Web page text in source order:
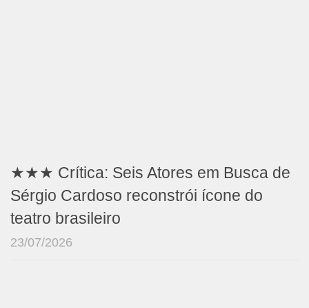
★★★ Crítica: Seis Atores em Busca de
Sérgio Cardoso reconstrói ícone do
teatro brasileiro
23/07/2026